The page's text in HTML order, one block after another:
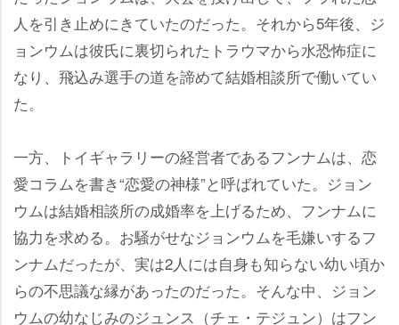
人を引き止めにきていたのだった。それから5年後、ジ
ョンウムは彼氏に裏切られたトラウマから水恐怖症に
なり、飛込み選手の道を諦めて結婚相談所で働いてい
た。
一方、トイギャラリーの経営者であるフンナムは、恋
愛コラムを書き“恋愛の神様”と呼ばれていた。ジョン
ウムは結婚相談所の成婚率を上げるため、フンナムに
協力を求める。お騒がせなジョンウムを毛嫌いするフ
ンナムだったが、実は2人には自身も知らない幼い頃か
らの不思議な縁があったのだった。そんな中、ジョン
ウムの幼なじみのジュンス（チェ・テジュン）はフン